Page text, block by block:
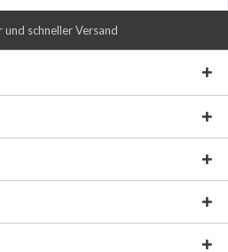
und schneller Versand